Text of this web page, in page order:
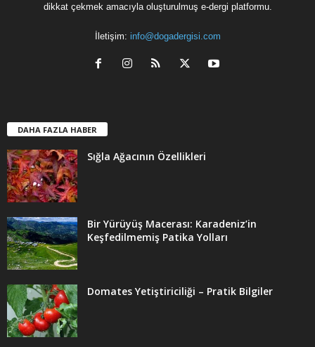
dikkat çekmek amacıyla oluşturulmuş e-dergi platformu.
İletişim: info@dogadergisi.com
DAHA FAZLA HABER
Sığla Ağacının Özellikleri
Bir Yürüyüş Macerası: Karadeniz’in
Keşfedilmemiş Patika Yolları
Domates Yetiştiriciliği – Pratik Bilgiler